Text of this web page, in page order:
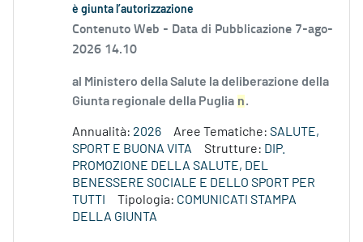
è giunta l’autorizzazione
Contenuto Web - Data di Pubblicazione 7-ago-
2026 14.10
al Ministero della Salute la deliberazione della
Giunta regionale della Puglia n.
Annualità: 2026 Aree Tematiche: SALUTE,
SPORT E BUONA VITA
Strutture: DIP.
PROMOZIONE DELLA SALUTE, DEL
BENESSERE SOCIALE E DELLO SPORT PER
TUTTI
Tipologia: COMUNICATI STAMPA
DELLA GIUNTA